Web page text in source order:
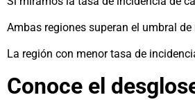
Ambas regiones superan el umbral
La región con menor tasa de
Conoce el